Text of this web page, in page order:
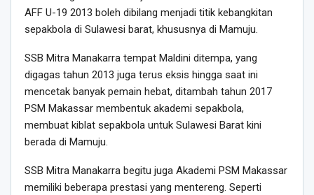
AFF U-19 2013 boleh dibilang menjadi titik kebangkitan
sepakbola di Sulawesi barat, khususnya di Mamuju.
SSB Mitra Manakarra tempat Maldini ditempa, yang
digagas tahun 2013 juga terus eksis hingga saat ini
mencetak banyak pemain hebat, ditambah tahun 2017
PSM Makassar membentuk akademi sepakbola,
membuat kiblat sepakbola untuk Sulawesi Barat kini
berada di Mamuju.
SSB Mitra Manakarra begitu juga Akademi PSM Makassar
memiliki beberapa prestasi yang mentereng. Seperti